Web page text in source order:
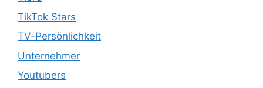
TikTok Stars
TV-Persönlichkeit
Unternehmer
Youtubers